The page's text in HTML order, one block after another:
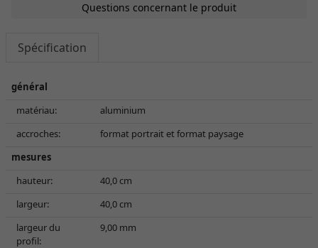
Questions concernant le produit
Spécification
général
matériau:
aluminium
accroches:
format portrait et format paysage
mesures
hauteur:
40,0 cm
largeur:
40,0 cm
largeur du
profil:
9,00 mm